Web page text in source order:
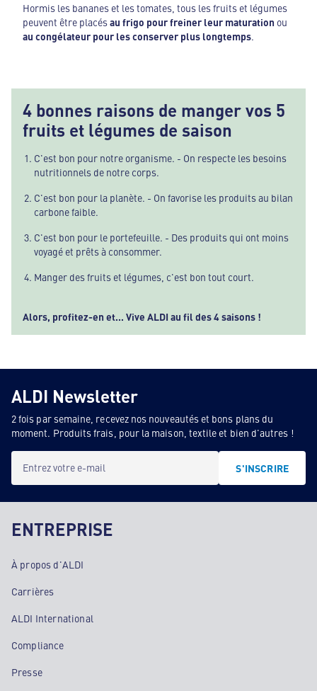
Hormis les bananes et les tomates, tous les fruits et légumes
peuvent être placésau frigo pour freiner leur maturation ou
au congélateur pour les conserver plus longtemps.
4 bonnes raisons de manger vos 5
fruits et légumes de saison
C'est bon pour notre organisme. - On respecte les besoins
nutritionnels de notre corps.
C'est bon pour la planète. - On favorise les produits au bilan
carbone faible.
C'est bon pour le portefeuille. - Des produits qui ont moins
voyagé et prêts à consommer.
Manger des fruits et légumes, c'est bon tout court.
Alors, profitez-en et... Vive ALDI au fil des 4 saisons !
ALDI Newsletter
2 fois par semaine, recevez nos nouveautés et bons plans du
moment. Produits frais, pour la maison, textile et bien d'autres !
Entrez votre e-mail S'INSCRIRE
ENTREPRISE
À propos d'ALDI
Carrières
ALDI International
Compliance
Presse